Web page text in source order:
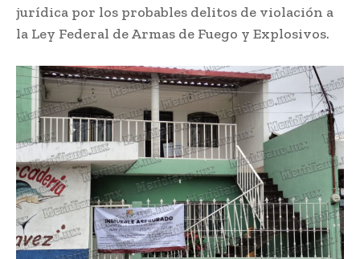
jurídica por los probables delitos de violación a
la Ley Federal de Armas de Fuego y Explosivos.